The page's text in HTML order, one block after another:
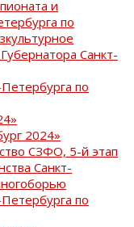
и
по
Санкт-
по
2024»
СЗФО, 5-й этап
Санкт-
по